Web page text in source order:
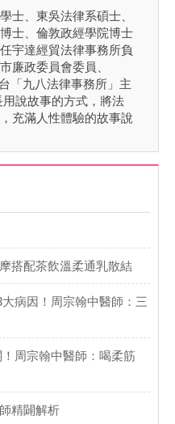
士、東吳法律系碩士、
士、倫敦政經學院博士
宇達經貿法律事務所負
廉政委員會委員、
「九八法律事務所」主
說故事的方式，將法
充滿人性體驗的故事說
搭配茶飲溫柔通乳散結
病因！周宗翰中醫師：三
周宗翰中醫師：喝柔筋
精闢解析